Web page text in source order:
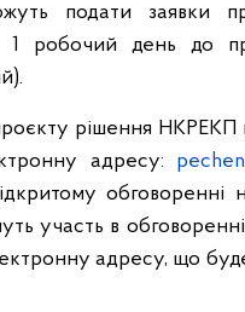
подати заявки
робочий день до
рішення
адресу:
обговоренні
участь в
адресу, що